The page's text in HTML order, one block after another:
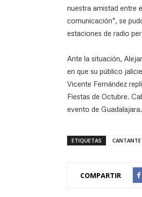
nuestra amistad entre
comunicación”, se
estaciones de radio
Ante la situación,
en que su público
Vicente Fernández
Fiestas de Octubre.
evento de Guadalajara.
ETIQUETAS CANTANTE
COMPARTIR